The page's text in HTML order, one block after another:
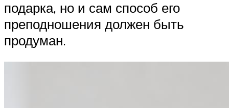
подарка, но и сам способ его
преподношения должен быть
продуман.